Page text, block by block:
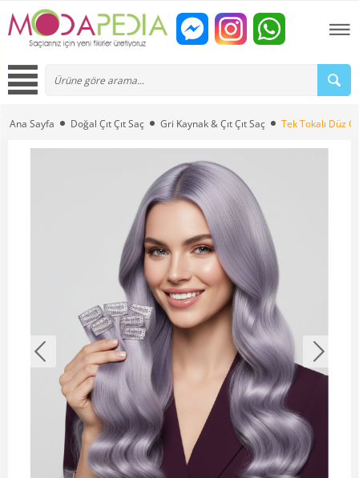
Ana Sayfa Doğal Çıt Çıt Saç Gri Kaynak & Çıt Çıt Saç Tek Tokalı Düz